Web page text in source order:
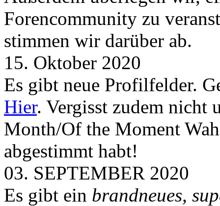
Forencommunity zu
stimmen wir darüber ab.
15. Oktober 2020
Es gibt neue Profilfelder.
Hier. Vergisst zudem nicht
Month/Of the Moment
abgestimmt habt!
03. SEPTEMBER 2020
Es gibt ein brandneues,